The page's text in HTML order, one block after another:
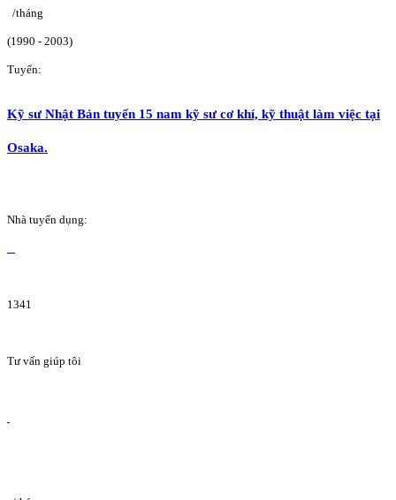
/tháng
(1990 - 2003)
Tuyển:
Kỹ sư Nhật Bản tuyển 15 nam kỹ sư cơ khí, kỹ thuật làm việc tại
Osaka.
Nhà tuyển dụng:
1341
Tư vấn giúp tôi